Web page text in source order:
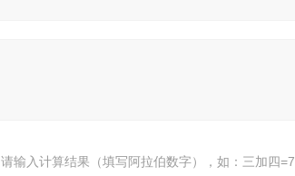
请输入计算结果（填写阿拉伯数字），如：三加四=7